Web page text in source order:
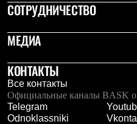
СОТРУДНИЧЕСТВО
МЕДИА
КОНТАКТЫ
Все контакты
Официальные каналы BASK о
Telegram
Odnoklassniki